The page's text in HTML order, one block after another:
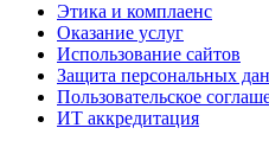
Этика и комплаенс
Оказание услуг
Использование сайтов
Защита персональных
Пользовательское
ИТ аккредитация